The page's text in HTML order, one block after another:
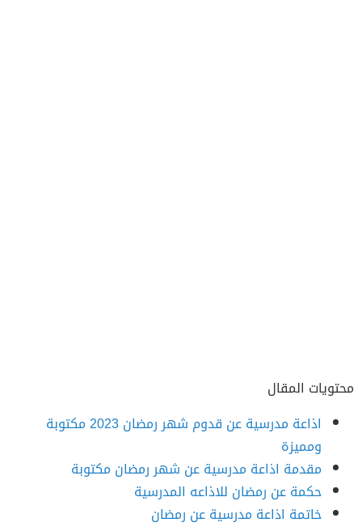
محتويات المقال
اذاعة مدرسية عن قدوم شهر رمضان 2023 مكتوبة
ومميزة
مقدمة اذاعة مدرسية عن شهر رمضان مكتوبة
حكمة عن رمضان للاذاعه المدرسية
خاتمة اذاعة مدرسية عن رمضان